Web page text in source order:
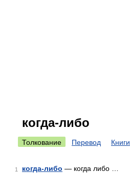
когда-либо
Толкование Перевод Книги
1 когда-либо — когда либо …